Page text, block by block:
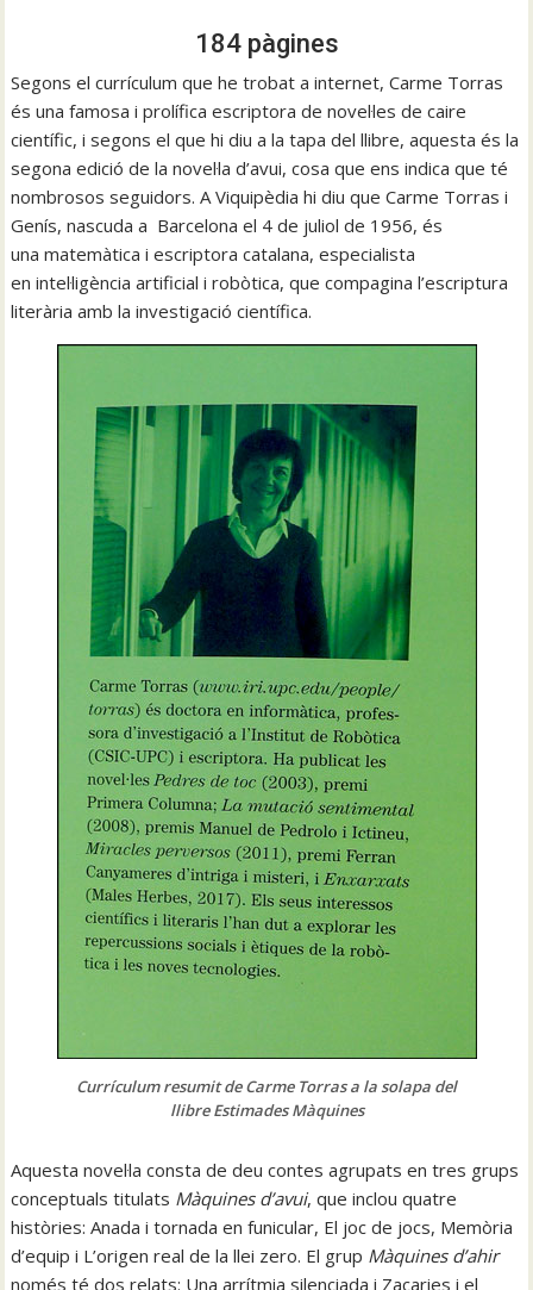
184 pàgines
Segons el currículum que he trobat a internet, Carme Torras
és una famosa i prolífica escriptora de novel·les de caire
científic, i segons el que hi diu a la tapa del llibre, aquesta és la
segona edició de la novel·la d’avui, cosa que ens indica que té
nombrosos seguidors. A Viquipèdia hi diu que Carme Torras i
Genís, nascuda a Barcelona el 4 de juliol de 1956, és
una matemàtica i escriptora catalana, especialista
en intel·ligència artificial i robòtica, que compagina l’escriptura
literària amb la investigació científica.
Currículum resumit de Carme Torras a la solapa del
llibre Estimades Màquines
Aquesta novel·la consta de deu contes agrupats en tres grups
conceptuals titulats Màquines d’avui, que inclou quatre
històries: Anada i tornada en funicular, El joc de jocs, Memòria
d’equip i L’origen real de la llei zero. El grup Màquines d’ahir
només té dos relats: Una arrítmia silenciada i Zacaries i el